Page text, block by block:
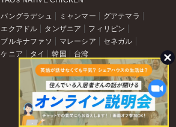
バングラデシュ ミャンマー
グアテマラ
エクアドル
タンザニア
フィリピン
ブルキナファソ
マレーシア
セネガル
ケニア
タイ 韓国 台湾